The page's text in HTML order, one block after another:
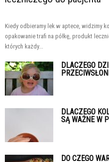
Kiedy odbieramy lek w aptece, widzimy
opakowanie trafi na półkę, produkt
których każdy...
DLACZEGO
DLACZEGO
SĄ WAŻNE W
DO CZEGO